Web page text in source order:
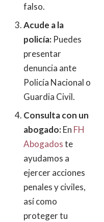
falso.
Acude a la
policía: Puedes
presentar
denuncia ante
Policía Nacional o
Guardia Civil.
Consulta con un
abogado:En FH
Abogadoste
ayudamos a
ejercer acciones
penales y civiles,
así como
proteger tu